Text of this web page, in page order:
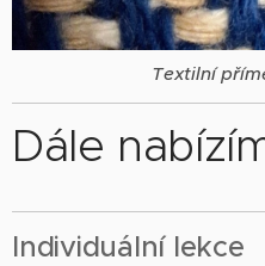
Textilní
Dále
Individuální lekce